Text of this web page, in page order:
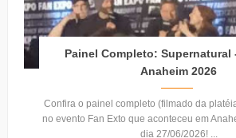
Painel Completo: Supernatural
Anaheim 2026
Confira o painel completo (filmado da
no evento Fan Exto que aconteceu em
dia 27/06/2026! ...